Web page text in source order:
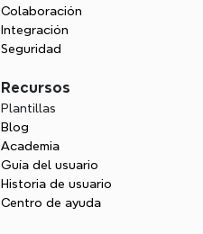
Colaboración
Integración
Seguridad
Recursos
Plantillas
Blog
Academia
Guía del usuario
Historia de usuario
Centro de ayuda